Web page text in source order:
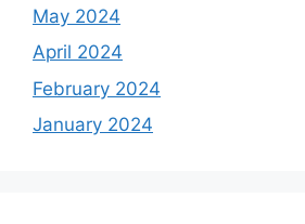
May 2024
April 2024
February 2024
January 2024